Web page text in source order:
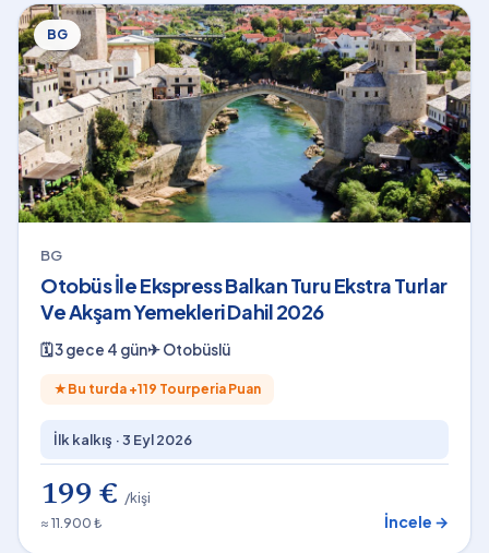
BG
BG
Otobüs İle Ekspress Balkan Turu Ekstra Turlar
Ve Akşam Yemekleri Dahil 2026
🗓3 gece 4 gün✈Otobüslü
★ Bu turda +119 Tourperia Puan
İlk kalkış ·3 Eyl 2026
199 € /kişi
≈ 11.900 ₺
İncele →